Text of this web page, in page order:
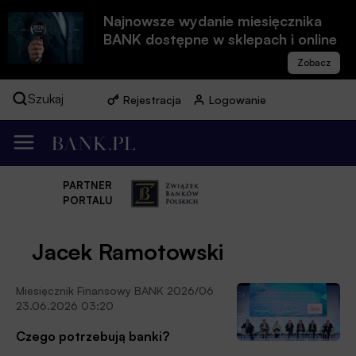
Najnowsze wydanie miesięcznika
BANK dostępne w sklepach i online
Szukaj Rejestracja Logowanie
PARTNER
PORTALU
Jacek Ramotowski
Miesięcznik Finansowy BANK 2026/06
23.06.2026 03:20
Czego potrzebują banki?